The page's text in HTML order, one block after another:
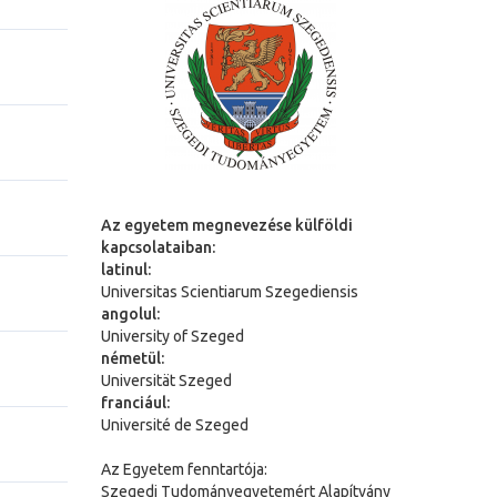
Az egyetem megnevezése külföldi
kapcsolataiban:
latinul:
Universitas Scientiarum Szegediensis
angolul:
University of Szeged
németül:
Universität Szeged
franciául:
Université de Szeged
Az Egyetem fenntartója:
Szegedi Tudományegyetemért Alapítvány